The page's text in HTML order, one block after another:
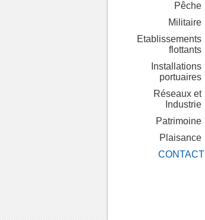
Pêche
Militaire
Etablissements
flottants
Installations
portuaires
Réseaux et
Industrie
Patrimoine
Plaisance
CONTACT